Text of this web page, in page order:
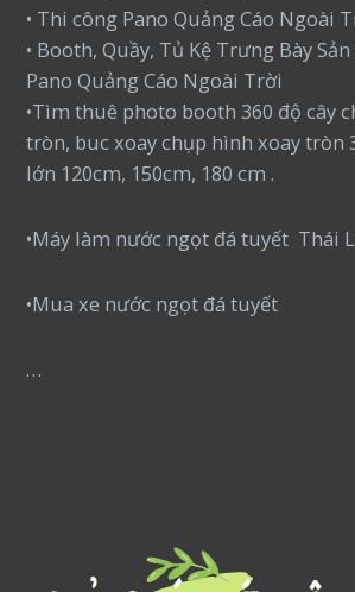
• Thi công Pano Quảng Cáo Ngoài
• Booth, Quầy, Tủ Kệ Trưng Bày
Pano Quảng Cáo Ngoài Trời
•Tìm thuê photo booth 360 độ cây
tròn, buc xoay chụp hình xoay tròn
lớn 120cm, 150cm, 180 cm .
•Máy làm nước ngọt đá tuyết Thái
•Mua xe nước ngọt đá tuyết
…